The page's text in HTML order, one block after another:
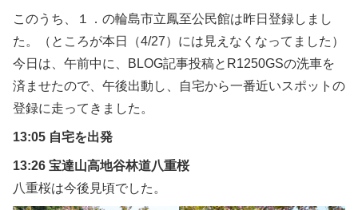
このうち、１．の輪島市立鳳至公民館は昨日登録しまし
た。（ところが本日（4/27）には見えなくなってました）
今日は、午前中に、BLOG記事投稿とR1250GSの洗車を
済ませたので、午後出動し、自宅から一番近いスポットの
登録に走ってきました。
13:05 自宅を出発
13:26 宝達山高地谷林道八重桜
八重桜は今後見頃でした。